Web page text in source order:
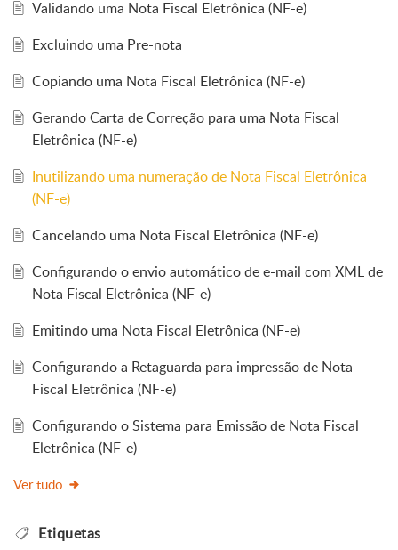
Validando uma Nota Fiscal Eletrônica (NF-e)
Excluindo uma Pre-nota
Copiando uma Nota Fiscal Eletrônica (NF-e)
Gerando Carta de Correção para uma Nota Fiscal
Eletrônica (NF-e)
Inutilizando uma numeração de Nota Fiscal Eletrônica
(NF-e)
Cancelando uma Nota Fiscal Eletrônica (NF-e)
Configurando o envio automático de e-mail com XML de
Nota Fiscal Eletrônica (NF-e)
Emitindo uma Nota Fiscal Eletrônica (NF-e)
Configurando a Retaguarda para impressão de Nota
Fiscal Eletrônica (NF-e)
Configurando o Sistema para Emissão de Nota Fiscal
Eletrônica (NF-e)
Ver tudo
Etiquetas